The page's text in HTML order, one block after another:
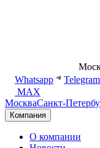
Whatsapp
Telegram
MAX
МоскваСанкт-
Компания
О компании